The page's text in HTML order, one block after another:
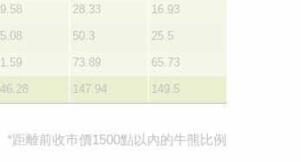
28.33
16.93
50.3
25.5
73.89
65.73
147.94 149.5
*距離前收巿價1500點以內的牛熊比例